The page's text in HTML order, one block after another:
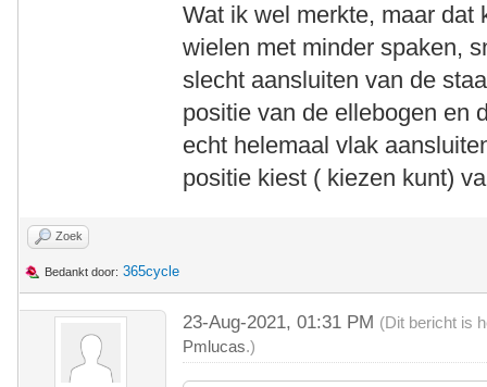
Wat ik wel merkte, maar dat
wielen met minder spaken,
slecht aansluiten van de
positie van de ellebogen en
echt helemaal vlak
positie kiest ( kiezen kunt)
Zoek
Bedankt door: 365cycle
23-Aug-2021, 01:31 PM (Dit bericht is
Pmlucas.)